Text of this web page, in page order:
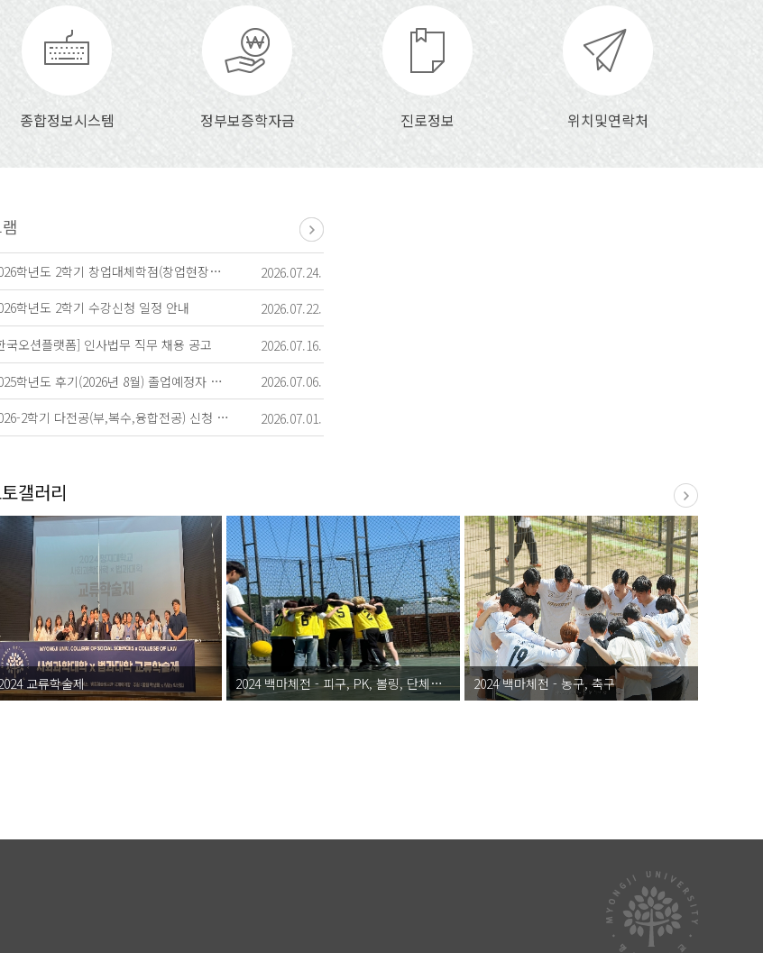
종합정보시스템 정부보증학자금 진로정보 위치및연락처
2026학년도 2학기 창업대체학점(창업현장실습)과 창업휴학 접수 안내
2026.07.24.
학년도 2학기 수강신청 일정 안내
2026.07.22.
국오션플랫폼] 인사법무 직무 채용 공고
2026.07.16.
2025학년도 후기(2026년 8월) 졸업예정자 학사학위 취득 유예(졸업유예) 신청 안내
2026.07.06.
2026-2학기 다전공(부,복수,융합전공) 신청 및 포기원서 제출 안내(7.6~7.10 1
2026.07.01.
교류학술제 2024 백마체전 - 피구, PK, 볼링, 단체줄넘기 2024 백마체전 - 농구, 축구